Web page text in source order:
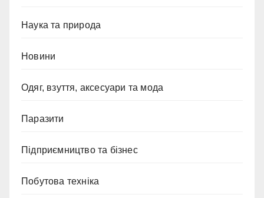
Наука та природа
Новини
Одяг, взуття, аксесуари та мода
Паразити
Підприємництво та бізнес
Побутова техніка